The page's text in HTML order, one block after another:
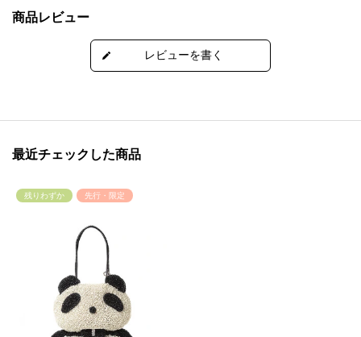
商品レビュー
最近チェックした商品
残りわずか 先行・限定